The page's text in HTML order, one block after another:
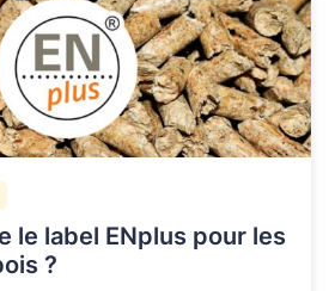
le label ENplus pour les
?